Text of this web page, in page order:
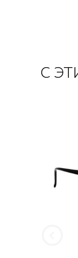
С